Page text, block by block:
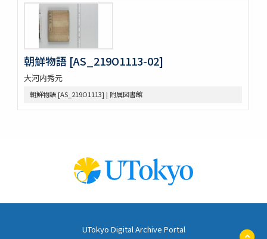
依立世阿毘曇論日月行品考定暦原・須彌界日道中路八線表根・瞿
曇氏暦稿
宿曜經算曜直章第七・瞿曇氏暦草稿・古今交食考・立世阿毘曇暦
梵暦考證
宿曜経鈔
梵暦議考巻一・梵暦法數原
五事毘婆沙論口義
Hieratische Paläographie
漢籍コーナー貴重書コレクション
周易兼義 9卷畧例1卷音義1卷
周禮註疏 42卷
朝鮮物語 [AS_219O1113-02]
大河内秀元
朝鮮物語 [AS_219O1113] | 附属図書館
UTokyo Digital Archive Portal
ペ